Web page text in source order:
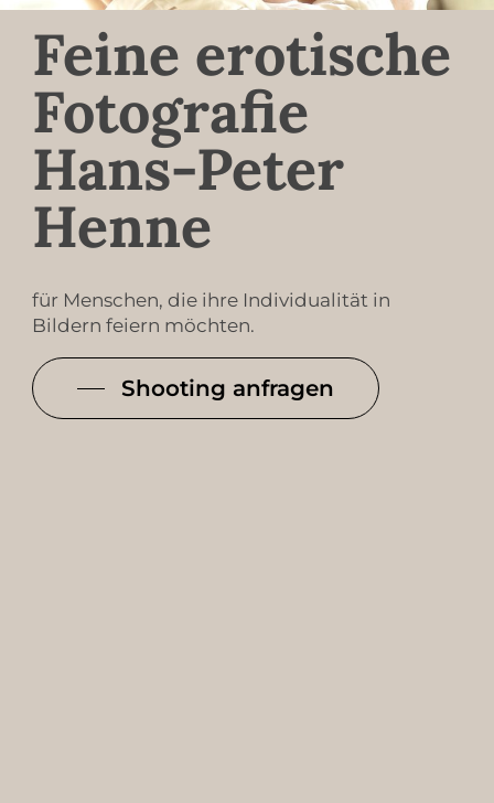
Feine erotische
Fotografie
Hans-Peter
Henne
für Menschen, die ihre Individualität in
Bildern feiern möchten.
Shooting anfragen